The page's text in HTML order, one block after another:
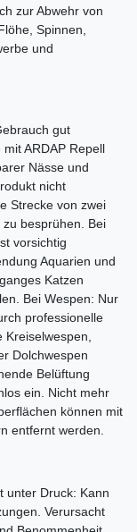
zur Abwehr von
Spinnen,
und
gut
ARDAP Repell
Nässe und
nicht
Strecke von zwei
besprühen. Bei
vorsichtig
Aquarien und
Katzen
Bei Wespen: Nur
professionelle
Dolchwespen
Belüftung
ein. Nicht mehr
können mit
entfernt werden.
unter Druck: Kann
Verursacht